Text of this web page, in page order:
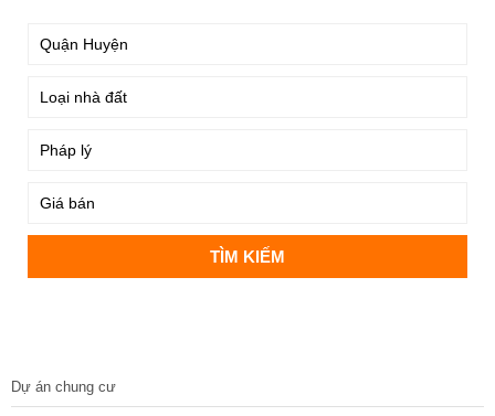
Dự án chung cư